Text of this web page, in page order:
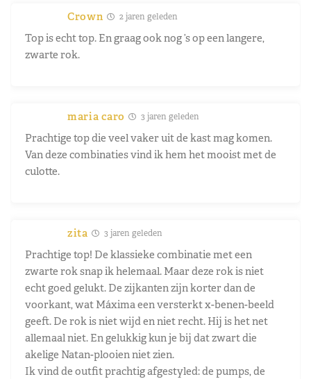
Crown 2 jaren geleden
Top is echt top. En graag ook nog ’s op een langere,
zwarte rok.
maria caro 3 jaren geleden
Prachtige top die veel vaker uit de kast mag komen.
Van deze combinaties vind ik hem het mooist met de
culotte.
zita 3 jaren geleden
Prachtige top! De klassieke combinatie met een
zwarte rok snap ik helemaal. Maar deze rok is niet
echt goed gelukt. De zijkanten zijn korter dan de
voorkant, wat Máxima een versterkt x-benen-beeld
geeft. De rok is niet wijd en niet recht. Hij is het net
allemaal niet. En gelukkig kun je bij dat zwart die
akelige Natan-plooien niet zien.
Ik vind de outfit prachtig afgestyled: de pumps, de